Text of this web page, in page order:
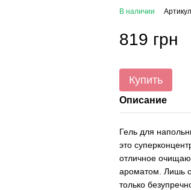
В наличии
819 грн
Купить
Описание
Гель для
это
отличное
ароматом. Лишь
только